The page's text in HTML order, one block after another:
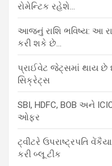
રોમેન્ટિક રહેશે…
આજનું રાશિ ભવિષ્ય: આ
કરી શકે છે…
પ્રાઈવેટ જેટ્સમાં થાય છે
સિક્રેટ્સ
SBI, HDFC, BOB અને
ઓફર
ટ્વીટરે ઉપરાષ્ટ્રપતિ
કરી બ્લૂ ટીક